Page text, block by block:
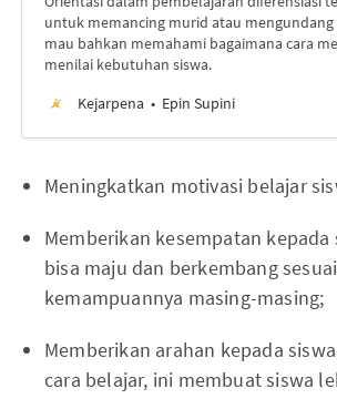
untuk memancing murid atau
mau bahkan memahami bagaimana cara
menilai kebutuhan siswa.
Kejarpena
Epin Supini
Meningkatkan motivasi belajar
Memberikan kesempatan
bisa maju dan berkembang sesuai
kemampuannya masing-masing;
Memberikan arahan kepada
cara belajar, ini membuat siswa